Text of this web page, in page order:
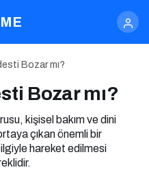
Bozar mı?
Bozar mı?
kişisel bakım ve dini
çıkan önemli bir
hareket edilmesi
mı?